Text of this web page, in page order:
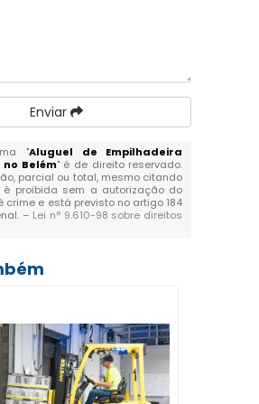
Enviar
"Aluguel de Empilhadeira
Belém" é de direito reservado.
parcial ou total, mesmo citando
é proibida sem a autorização do
crime e está previsto no artigo 184
– Lei n° 9.610-98 sobre direitos